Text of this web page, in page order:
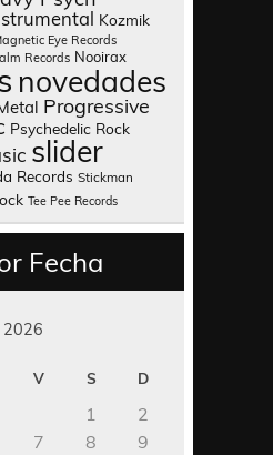
Kozmik
Eye Records
Records Nooirax
novedades
Progressive
Psychedelic Rock
slider
Records Stickman
Tee Pee Records
Fecha
2026
V S D
1
2
7 8
9